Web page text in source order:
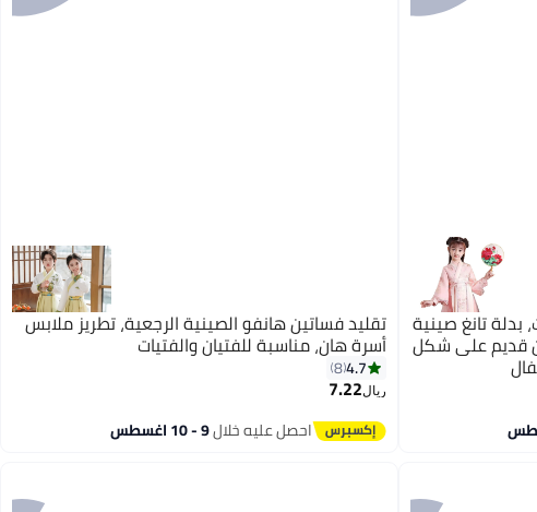
بدلة تانغ صينية
قديم على شكل
تقليد فساتين هانفو الصينية الرجعية، تطريز ملابس
أسرة هان، مناسبة للفتيان والفتيات
4.7
8
ريال7.22
احصل عليه خلال9 - 10 اغسطس